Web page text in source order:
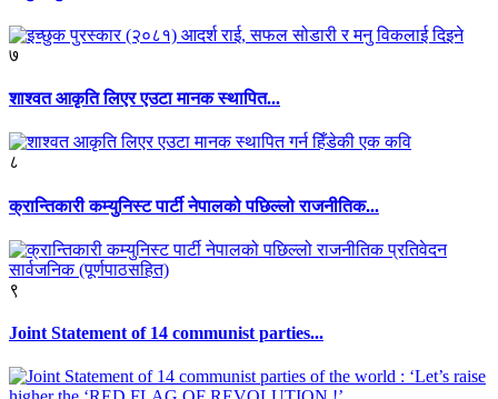
७
शाश्वत आकृति लिएर एउटा मानक स्थापित...
८
क्रान्तिकारी कम्युनिस्ट पार्टी नेपालको पछिल्लो राजनीतिक...
९
Joint Statement of 14 communist parties...